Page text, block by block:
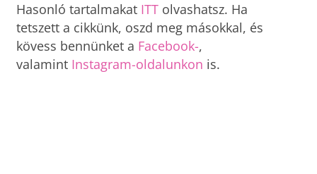
Hasonló tartalmakat ITT olvashatsz. Ha
tetszett a cikkünk, oszd meg másokkal, és
kövess bennünket a Facebook-,
valamint Instagram-oldalunkon is.